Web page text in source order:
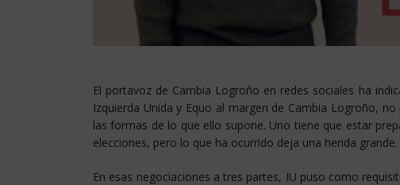
El portavoz de Cambia Logroño en redes sociales ha
Izquierda Unida y Equo al margen de Cambia Logroño,
las formas de lo que ello supone. Uno tiene que estar
elecciones, pero lo que ha ocurrido deja una herida grande.
En esas negociaciones a tres partes, IU puso como